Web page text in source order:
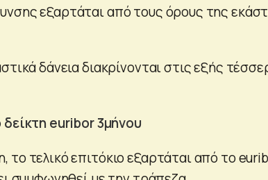
εξαρτάται από τους όρους της
δάνεια διακρίνονται στις εξής
euribor 3μήνου
τελικό επιτόκιο εξαρτάται από το